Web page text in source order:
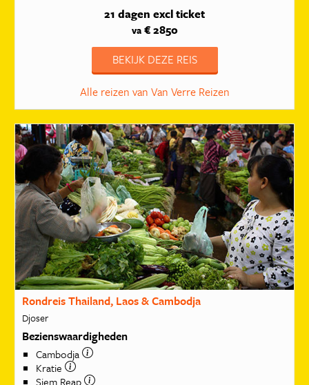
21 dagen excl ticket
va€ 2850
BEKIJK DEZE REIS
Alle reizen van Van Verre Reizen
Rondreis Thailand, Laos & Cambodja
Djoser
Bezienswaardigheden
Cambodja
Kratie
Siem Reap